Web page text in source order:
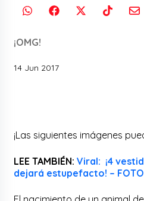
¡OMG!
14 Jun 2017
¡Las siguientes imágenes
LEE TAMBIÉN:Viral: ¡4
dejará estupefacto! –